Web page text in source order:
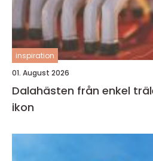
inspiration
01. August 2026
Dalahästen från enkel träleksak till svensk
ikon